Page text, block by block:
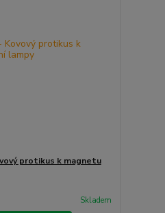
protikus k magnetu
Skladem